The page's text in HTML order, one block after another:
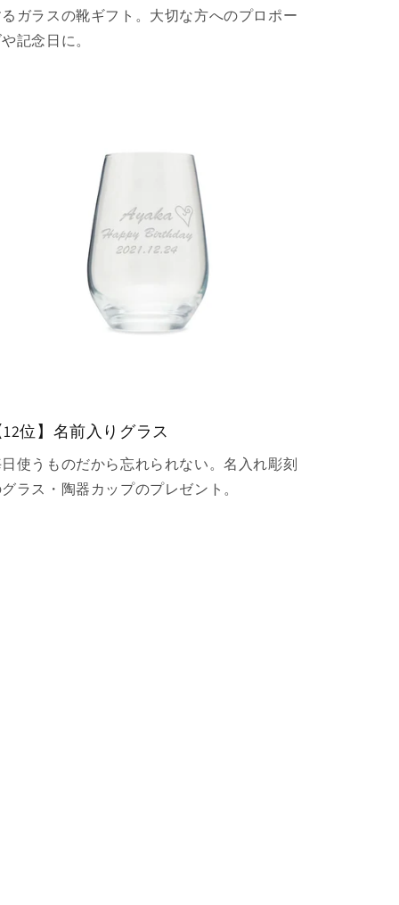
ガラスの靴ギフト。大切な方へのプロポー
記念日に。
位】名前入りグラス
使うものだから忘れられない。名入れ彫刻
ラス・陶器カップのプレゼント。